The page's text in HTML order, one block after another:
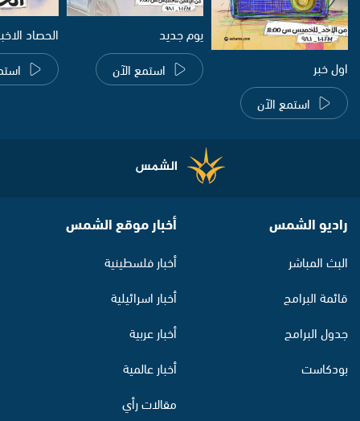
اول خبر
استمع الآن
يوم جديد
استمع الآن
الحصاد
راديو الشمس
البث المباشر
قائمة البرامج
جدول البرامج
بودكاست
أخبار موقع الشمس
أخبار فلسطينية
أخبار اسرائيلية
أخبار عربية
أخبار عالمية
مقالات رأي